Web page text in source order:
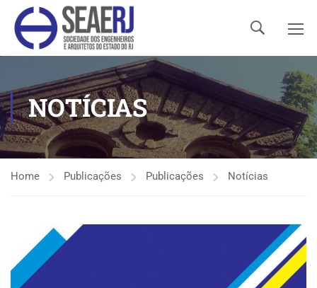
NOTÍCIAS
Home Publicações Publicações Notícias